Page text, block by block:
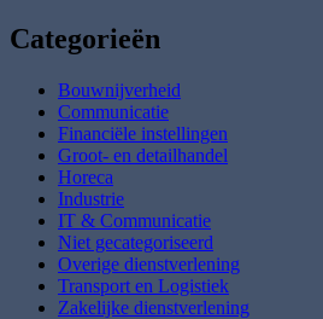
Categorieën
Bouwnijverheid
Communicatie
Financiële instellingen
Groot- en detailhandel
Horeca
Industrie
IT & Communicatie
Niet gecategoriseerd
Overige dienstverlening
Transport en Logistiek
Zakelijke dienstverlening